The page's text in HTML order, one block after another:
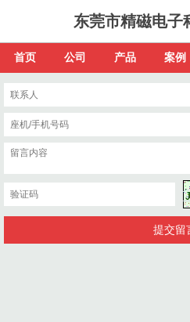
东莞市精磁电子
首页 公司 产品 案例